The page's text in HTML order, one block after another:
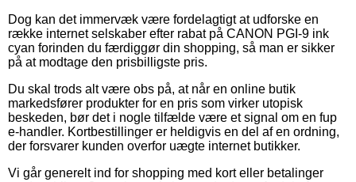
Dog kan det immervæk være fordelagtigt at udforske en
række internet selskaber efter rabat på CANON PGI-9 ink
cyan forinden du færdiggør din shopping, så man er sikker
på at modtage den prisbilligste pris.
Du skal trods alt være obs på, at når en online butik
markedsfører produkter for en pris som virker utopisk
beskeden, bør det i nogle tilfælde være et signal om en fup
e-handler. Kortbestillinger er heldigvis en del af en ordning,
der forsvarer kunden overfor uægte internet butikker.
Vi går generelt ind for shopping med kort eller betalinger